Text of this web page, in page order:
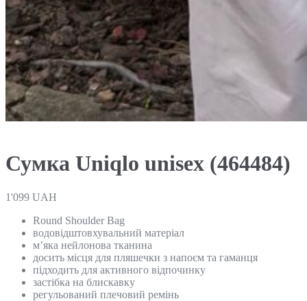
Сумка Uniqlo unisex (464484)
1'099 UAH
Round Shoulder Bag
водовідштовхувальний матеріал
м’яка нейлонова тканина
досить місця для пляшечки з напоєм та гаманця
підходить для активного відпочинку
застібка на блискавку
регульований плечовий ремінь